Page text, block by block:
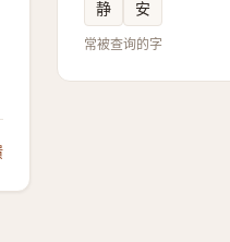
静
安
常被查询的字